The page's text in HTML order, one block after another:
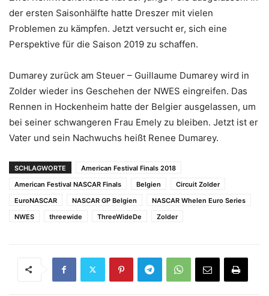
der ersten Saisonhälfte hatte Dreszer mit vielen
Problemen zu kämpfen. Jetzt versucht er, sich eine
Perspektive für die Saison 2019 zu schaffen.
Dumarey zurück am Steuer – Guillaume Dumarey wird in
Zolder wieder ins Geschehen der NWES eingreifen. Das
Rennen in Hockenheim hatte der Belgier ausgelassen, um
bei seiner schwangeren Frau Emely zu bleiben. Jetzt ist er
Vater und sein Nachwuchs heißt Renee Dumarey.
SCHLAGWORTE
American Festival Finals 2018
American Festival NASCAR Finals
Belgien
Circuit Zolder
EuroNASCAR
NASCAR GP Belgien
NASCAR Whelen Euro Series
NWES
threewide ThreeWideDe Zolder